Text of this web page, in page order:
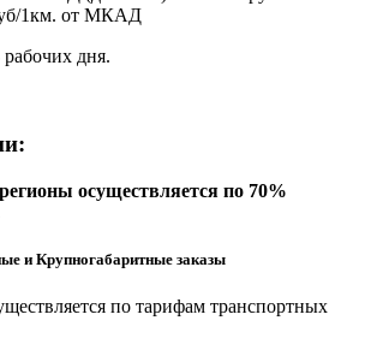
1км. от МКАД
дня.
осуществляется по 70%
и Крупногабаритные заказы
по тарифам транспортных